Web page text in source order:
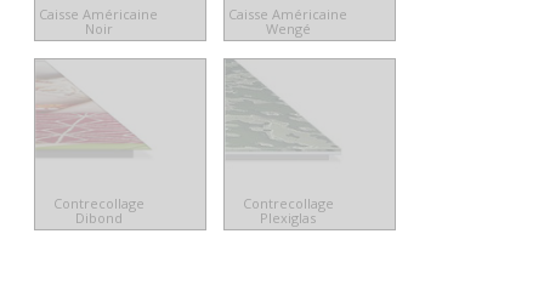
Caisse Américaine
Noir
Caisse Américaine
Wengé
Contrecollage
Dibond
Contrecollage
Plexiglas